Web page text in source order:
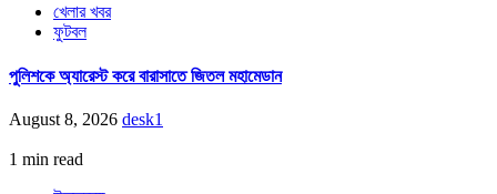
খেলার খবর
ফুটবল
পুলিশকে অ্যারেস্ট করে বারাসাতে জিতল মহামেডান
August 8, 2026 desk1
1 min read